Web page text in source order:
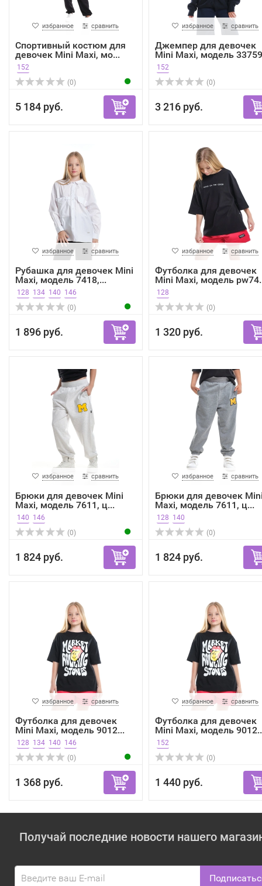
избранное сравнить
Спортивный костюм для
девочек Mini Maxi, мо...
152
(0)
5 184 руб.
избранное сравнить
Джемпер для девочек
Mini Maxi, модель
152
(0)
3 216 руб.
избранное сравнить
Рубашка для девочек Mini
Maxi, модель 7418,...
128 134 140 146
(0)
1 896 руб.
избранное сравнить
Футболка для девочек
Mini Maxi, модель
128
(0)
1 320 руб.
избранное сравнить
Брюки для девочек Mini
Maxi, модель 7611, ц...
140 146
(0)
1 824 руб.
избранное сравнить
Брюки для девочек
Maxi, модель 7611, ц...
128 140
(0)
1 824 руб.
избранное сравнить
Футболка для девочек
Mini Maxi, модель 9012...
128 134 140 146
(0)
1 368 руб.
избранное сравнить
Футболка для девочек
Mini Maxi, модель
152
(0)
1 440 руб.
Получай последние новости нашего